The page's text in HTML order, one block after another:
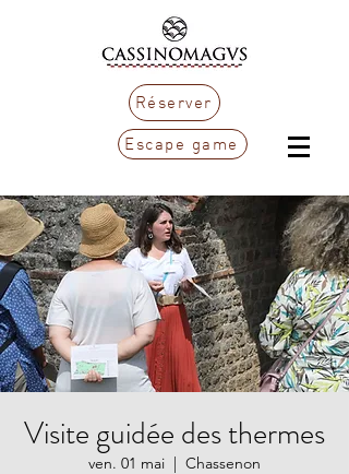
Réserver
Escape game
Visite guidée des thermes
ven. 01 mai
  |
Chassenon